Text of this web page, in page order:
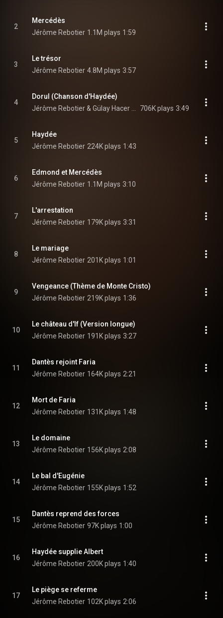
2
Mercédès
Jérôme Rebotier 1.1M plays 1:59
3
Le trésor
Jérôme Rebotier 4.8M plays 3:57
4
Dorul (Chanson d'Haydée)
706K plays 3:49
5
Haydée
Jérôme Rebotier 224K plays 1:43
6
Edmond et Mercédès
Jérôme Rebotier 1.1M plays 3:10
7
L'arrestation
Jérôme Rebotier 179K plays 3:31
8
Le mariage
Jérôme Rebotier 201K plays 1:01
9
Vengeance (Thème de Monte Cristo)
Jérôme Rebotier 219K plays 1:36
10
Le château d'If (Version longue)
Jérôme Rebotier 191K plays 3:27
11
Dantès rejoint Faria
Jérôme Rebotier 164K plays 2:21
12
Mort de Faria
Jérôme Rebotier 131K plays 1:48
13
Le domaine
Jérôme Rebotier 156K plays 2:08
14
Le bal d'Eugénie
Jérôme Rebotier 155K plays 1:52
15
Dantès reprend des forces
Jérôme Rebotier 97K plays 1:00
16
Haydée supplie Albert
Jérôme Rebotier 200K plays 1:40
17
Le piège se referme
Jérôme Rebotier 102K plays 2:06